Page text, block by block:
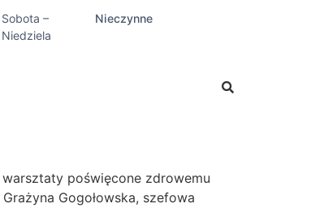
rodzinne oraz świadczenia z funduszu
Sobota –
Niedziela
Nieczynne
poświęcone zdrowemu
Gogołowska, szefowa